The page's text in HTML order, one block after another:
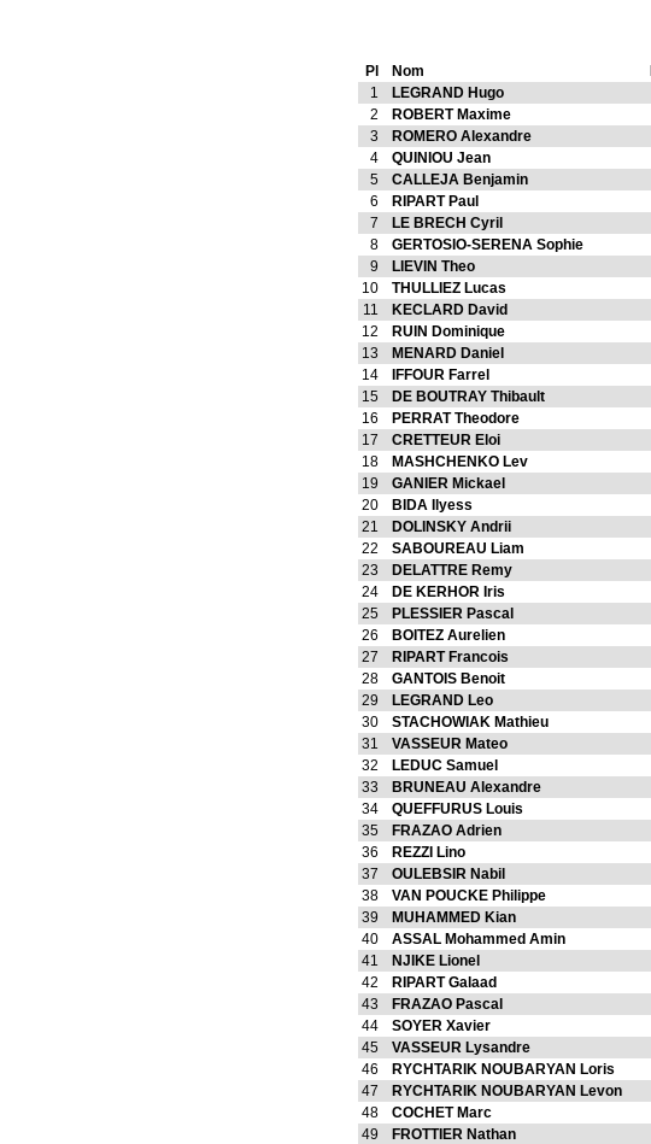
Pl Nom
1
LEGRAND Hugo
2
ROBERT Maxime
3
ROMERO Alexandre
4
QUINIOU Jean
5
CALLEJA Benjamin
6
RIPART Paul
7
LE BRECH Cyril
8
GERTOSIO-SERENA Sophie
9
LIEVIN Theo
10
THULLIEZ Lucas
11
KECLARD David
12
RUIN Dominique
13
MENARD Daniel
14
IFFOUR Farrel
15
DE BOUTRAY Thibault
16
PERRAT Theodore
17
CRETTEUR Eloi
18
MASHCHENKO Lev
19
GANIER Mickael
20
BIDA Ilyess
21
DOLINSKY Andrii
22
SABOUREAU Liam
23
DELATTRE Remy
24
DE KERHOR Iris
25
PLESSIER Pascal
26
BOITEZ Aurelien
27
RIPART Francois
28
GANTOIS Benoit
29
LEGRAND Leo
30
STACHOWIAK Mathieu
31
VASSEUR Mateo
32
LEDUC Samuel
33
BRUNEAU Alexandre
34
QUEFFURUS Louis
35
FRAZAO Adrien
36
REZZI Lino
37
OULEBSIR Nabil
38
VAN POUCKE Philippe
39
MUHAMMED Kian
40
ASSAL Mohammed Amin
41
NJIKE Lionel
42
RIPART Galaad
43
FRAZAO Pascal
44
SOYER Xavier
45
VASSEUR Lysandre
46
RYCHTARIK NOUBARYAN Loris
47
RYCHTARIK NOUBARYAN Levon
48
COCHET Marc
49
FROTTIER Nathan